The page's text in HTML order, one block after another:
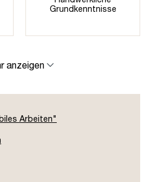
Grundkenntnisse
anzeigen
Arbeiten"